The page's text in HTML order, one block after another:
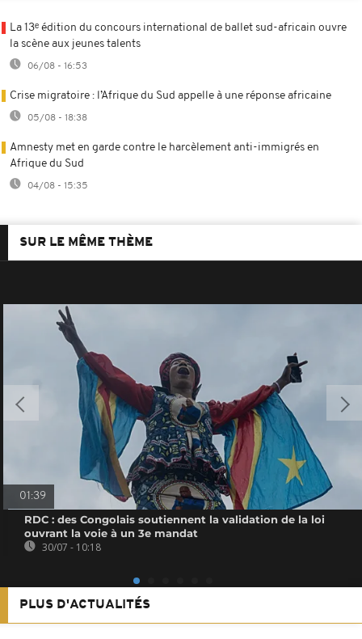
La 13ᵉ édition du concours international de ballet sud-africain ouvre
la scène aux jeunes talents
06/08 - 16:53
Crise migratoire : l’Afrique du Sud appelle à une réponse africaine
05/08 - 18:38
Amnesty met en garde contre le harcèlement anti-immigrés en
Afrique du Sud
04/08 - 15:35
SUR LE MÊME THÈME
01:39
RDC : des Congolais soutiennent la validation de la loi
ouvrant la voie à un 3e mandat
30/07 - 10:18
PLUS D'ACTUALITÉS